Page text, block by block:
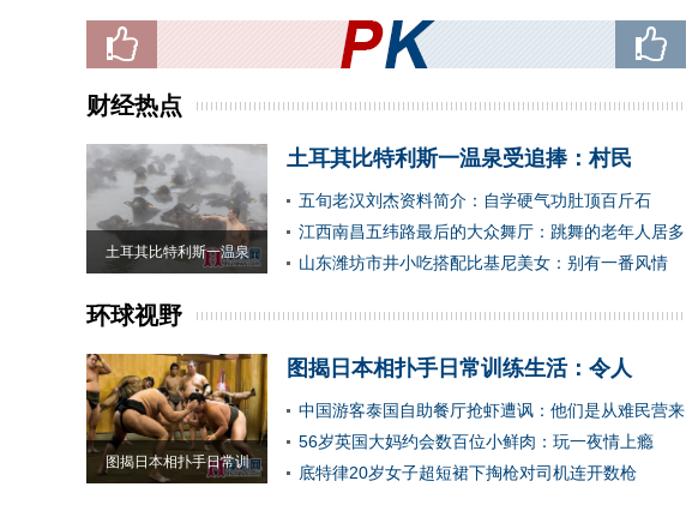
财经热点
土耳其比特利斯一温泉
土耳其比特利斯一温泉受追捧：村民
五旬老汉刘杰资料简介：自学硬气功肚顶百斤石
江西南昌五纬路最后的大众舞厅：跳舞的老年人居多
山东潍坊市井小吃搭配比基尼美女：别有一番风情
环球视野
图揭日本相扑手日常训
图揭日本相扑手日常训练生活：令人
中国游客泰国自助餐厅抢虾遭讽：他们是从难民营来
56岁英国大妈约会数百位小鲜肉：玩一夜情上瘾
底特律20岁女子超短裙下掏枪对司机连开数枪